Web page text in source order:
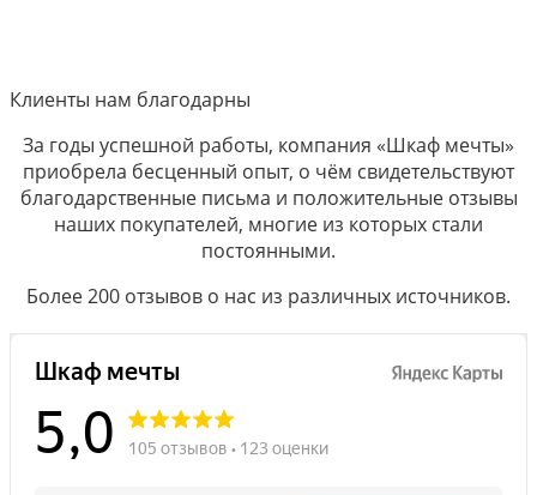
Клиенты нам благодарны
За годы успешной работы, компания «Шкаф мечты»
приобрела бесценный опыт, о чём свидетельствуют
благодарственные письма и положительные отзывы
наших покупателей, многие из которых стали
постоянными.
Более 200 отзывов о нас из различных источников.